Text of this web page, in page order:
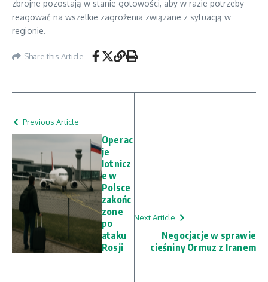
zbrojne pozostają w stanie gotowości, aby w razie potrzeby
reagować na wszelkie zagrożenia związane z sytuacją w
regionie.
Share this Article
Previous Article
Operac
je
lotnicz
e w
Polsce
zakońc
zone
po
ataku
Rosji
Next Article
Negocjacje w sprawie
cieśniny Ormuz z Iranem